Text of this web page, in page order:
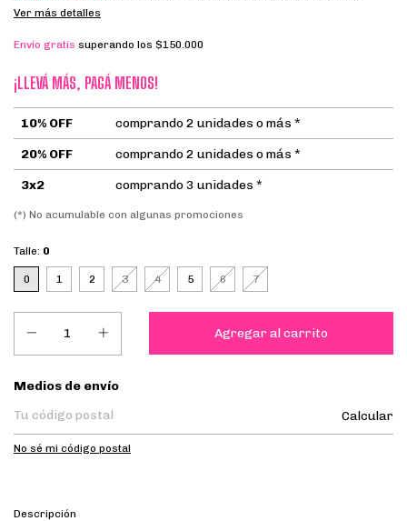
Ver más detalles
Envío gratis superando los $150.000
¡LLEVÁ MÁS, PAGÁ MENOS!
10% OFF
comprando 2 unidades o más *
20% OFF
comprando 2 unidades o más *
3x2
comprando 3 unidades *
(*) No acumulable con algunas promociones
Talle: 0
0 1 2 3 4 5 6 7
Entregas para el CP:
Medios de envío
Calcular
No sé mi código postal
Descripción